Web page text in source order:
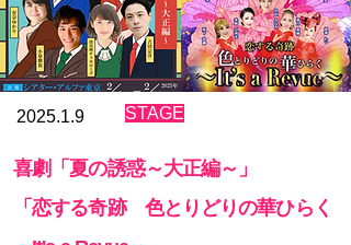
2025.1.9 ​STAGE
喜劇「夏の誘惑～大正編～」
「恋する奇跡 色とりどりの華ひらく